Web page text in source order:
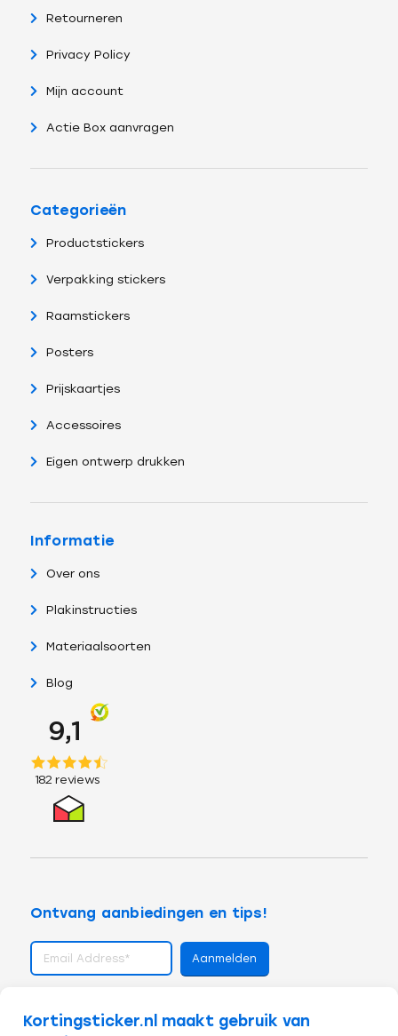
Kortingsticker.nl maakt gebruik van
Retourneren
Privacy Policy
Mijn account
Actie Box aanvragen
Categorieën
Productstickers
Verpakking stickers
Raamstickers
Posters
Prijskaartjes
Accessoires
Eigen ontwerp drukken
Informatie
Over ons
Plakinstructies
Materiaalsoorten
Blog
Ontvang aanbiedingen en tips!